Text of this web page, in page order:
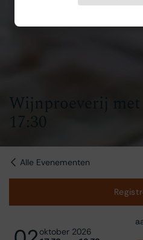
Wijnproeverij
17:30
Alle Evenementen
oktober 2026